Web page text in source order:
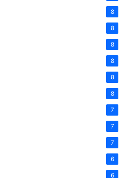
8
8
8
8
8
8
7
7
7
6
6